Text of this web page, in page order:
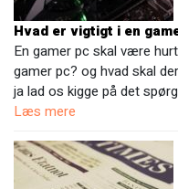
Hvad er vigtigt i en
En gamer pc skal være
gamer pc? og hvad skal
ja lad os kigge på det
Læs mere